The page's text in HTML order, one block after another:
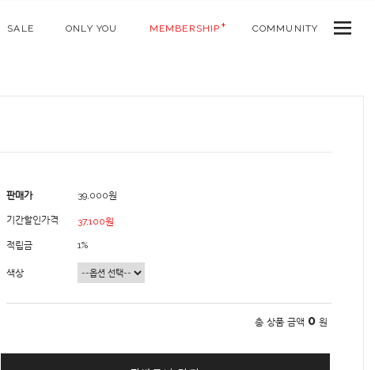
SALE ONLY YOU MEMBERSHIP COMMUNITY
판매가 39,000원
기간할인가격 37,100원
적립금 1%
색상
총 상품 금액 0 원